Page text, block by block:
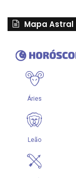
Mapa Astral